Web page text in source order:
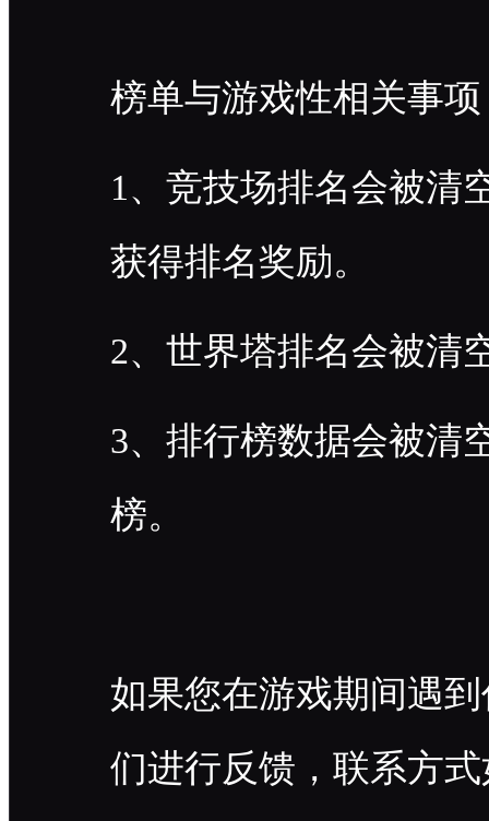
榜单与游戏性相关事
1、竞技场排名会被清
获得排名奖励。
2、世界塔排名会被清
3、排行榜数据会被清
榜。
如果您在游戏期间遇
们进行反馈，联系方